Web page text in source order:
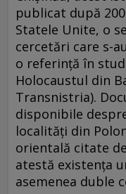
publicat după
Statele Unite, o
cercetări care s-
o referinţă în
Holocaustul din
Transnistria).
disponibile
localităţi din
orientală citate
atestă existenţa
asemenea duble